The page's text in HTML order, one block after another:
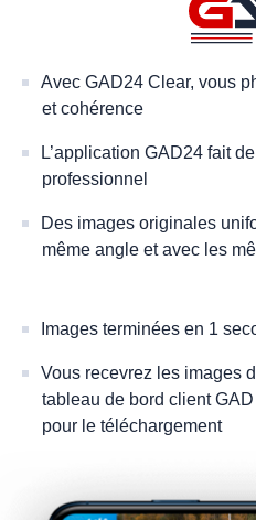
Avec GAD24 Clear, vous
et cohérence
L’application GAD24 fait
professionnel
Des images originales
même angle et avec les
Images terminées en 1
Vous recevrez les images
tableau de bord client
pour le téléchargement